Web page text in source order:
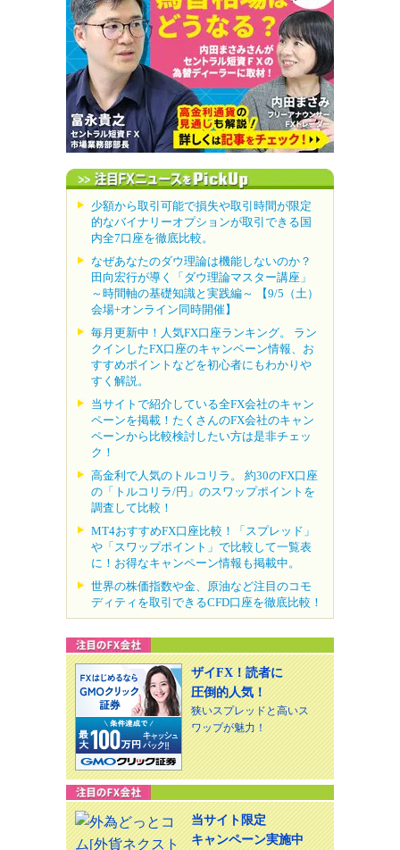
少額から取引可能で損失や取引時間が限定
的なバイナリーオプションが取引できる国
内全7口座を徹底比較。
なぜあなたのダウ理論は機能しないのか？
田向宏行が導く「ダウ理論マスター講座」
～時間軸の基礎知識と実践編～ 【9/5（土）
会場+オンライン同時開催】
毎月更新中！人気FX口座ランキング。 ラン
クインしたFX口座のキャンペーン情報、お
すすめポイントなどを初心者にもわかりや
すく解説。
当サイトで紹介している全FX会社のキャン
ペーンを掲載！たくさんのFX会社のキャン
ペーンから比較検討したい方は是非チェッ
ク！
高金利で人気のトルコリラ。 約30のFX口座
の「トルコリラ/円」のスワップポイントを
調査して比較！
MT4おすすめFX口座比較！「スプレッド」
や「スワップポイント」で比較して一覧表
に！お得なキャンペーン情報も掲載中。
世界の株価指数や金、原油など注目のコモ
ディティを取引できるCFD口座を徹底比較！
ザイFX！読者に
圧倒的人気！
狭いスプレッドと高いス
ワップが魅力！
当サイト限定
キャンペーン実施中